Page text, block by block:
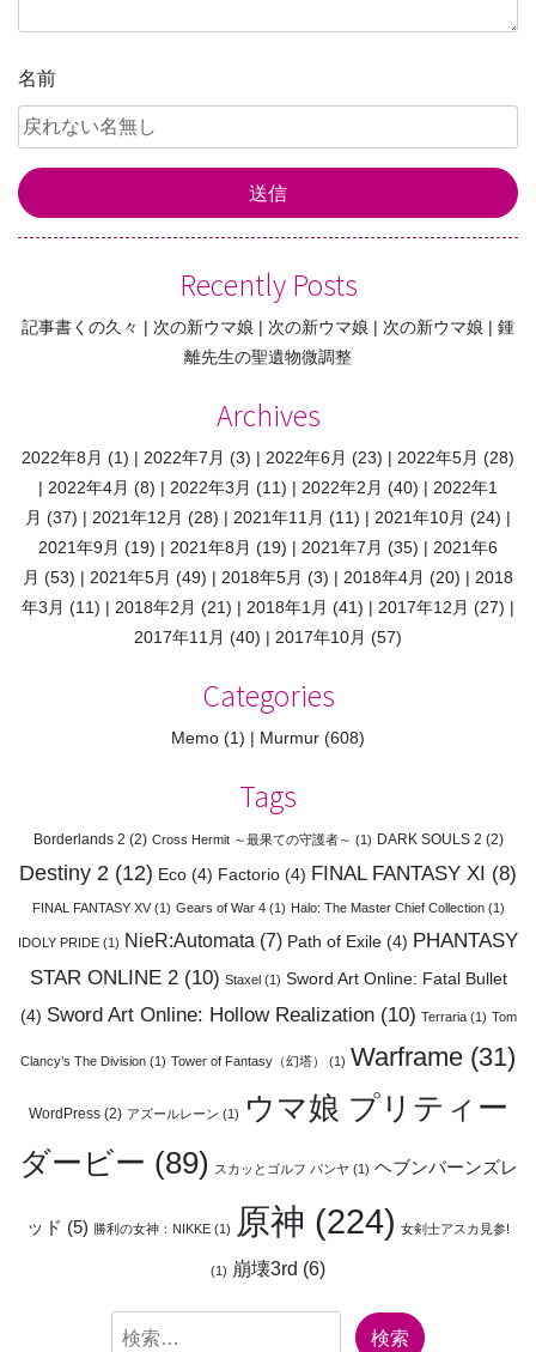
名前
Recently Posts
記事書くの久々 次の新ウマ娘 次の新ウマ娘 次の新ウマ娘
鍾
離先生の聖遺物微調整
Archives
2022年8月 (1) 2022年7月 (3) 2022年6月 (23) 2022年5月 (28)
2022年4月 (8) 2022年3月 (11) 2022年2月 (40)
2022年1
月 (37) 2021年12月 (28) 2021年11月 (11) 2021年10月 (24)
2021年9月 (19) 2021年8月 (19) 2021年7月 (35)
2021年6
月 (53) 2021年5月 (49) 2018年5月 (3) 2018年4月 (20)
2018
年3月 (11) 2018年2月 (21) 2018年1月 (41) 2017年12月 (27)
2017年11月 (40) 2017年10月 (57)
Categories
Memo (1) Murmur (608)
Tags
Borderlands 2 (2) Cross Hermit ～最果ての守護者～ (1) DARK SOULS 2 (2)
Destiny 2 (12) Eco (4) Factorio (4) FINAL FANTASY XI (8)
FINAL FANTASY XV(1) Gears of War 4(1) Halo: The Master Chief Collection(1)
IDOLY PRIDE (1) NieR:Automata (7) Path of Exile (4) PHANTASY
STAR ONLINE 2(10) Staxel(1) Sword Art Online: Fatal Bullet
(4) Sword Art Online: Hollow Realization(10) Terraria(1) Tom
Clancy’s The Division (1) Tower of Fantasy（幻塔） (1) Warframe (31)
WordPress(2) アズールレーン (1)
ウマ娘 プリティー
ダービー (89) スカッとゴルフ パンヤ (1) ヘブンバーンズレ
ッド (5) 勝利の女神：NIKKE (1) 原神 (224) 女剣士アスカ見参!
(1) 崩壊3rd (6)